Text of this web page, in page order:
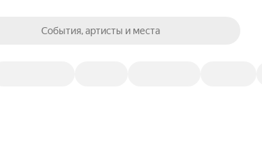
События, артисты и места